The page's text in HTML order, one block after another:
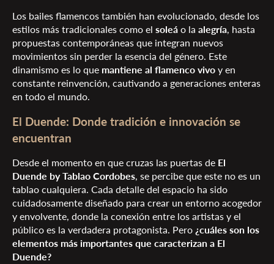
Los bailes flamencos también han evolucionado, desde los
estilos más tradicionales como el soleáo la alegría, hasta
propuestas contemporáneas que integran nuevos
movimientos sin perder la esencia del género. Este
dinamismo es lo que mantiene al flamenco vivoy en
constante reinvención, cautivando a generaciones enteras
en todo el mundo.
El Duende: Donde tradición e innovación se
encuentran
Desde el momento en que cruzas las puertas de El
Duende by Tablao Cordobes, se percibe que este no es un
tablao cualquiera. Cada detalle del espacio ha sido
cuidadosamente diseñado para crear un entorno acogedor
y envolvente, donde la conexión entre los artistas y el
público es la verdadera protagonista. Pero¿cuáles son los
elementos más importantes que caracterizan a El
Duende?